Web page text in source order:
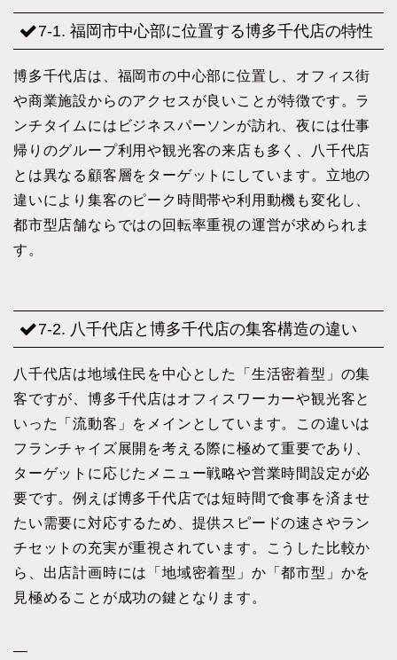
7-1. 福岡市中心部に位置する博多千代店の特性
博多千代店は、福岡市の中心部に位置し、オフィス街
や商業施設からのアクセスが良いことが特徴です。ラ
ンチタイムにはビジネスパーソンが訪れ、夜には仕事
帰りのグループ利用や観光客の来店も多く、八千代店
とは異なる顧客層をターゲットにしています。立地の
違いにより集客のピーク時間帯や利用動機も変化し、
都市型店舗ならではの回転率重視の運営が求められま
す。
7-2. 八千代店と博多千代店の集客構造の違い
八千代店は地域住民を中心とした「生活密着型」の集
客ですが、博多千代店はオフィスワーカーや観光客と
いった「流動客」をメインとしています。この違いは
フランチャイズ展開を考える際に極めて重要であり、
ターゲットに応じたメニュー戦略や営業時間設定が必
要です。例えば博多千代店では短時間で食事を済ませ
たい需要に対応するため、提供スピードの速さやラン
チセットの充実が重視されています。こうした比較か
ら、出店計画時には「地域密着型」か「都市型」かを
見極めることが成功の鍵となります。
—